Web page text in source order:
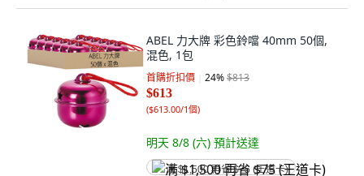
ABEL 力大牌 彩色鈴噹 40mm 50個,
混色, 1包
首購折扣價 24%$813
$613
($613.00/1個)
明天 8/8 (六) 預計送達
满 $1,500 再省 $75 (王道卡)